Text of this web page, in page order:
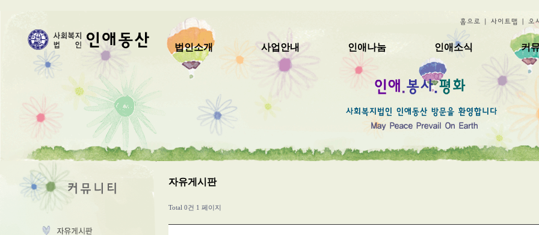
법인소개 사업안내 인애나눔 인애소식 커
자유게시판
Total 0건 1 페이지